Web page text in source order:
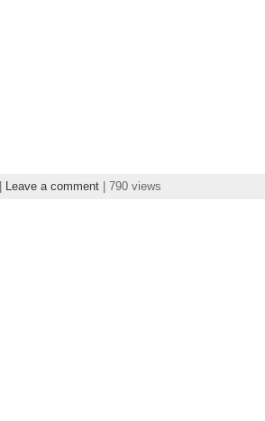
Leave a comment| 790 views